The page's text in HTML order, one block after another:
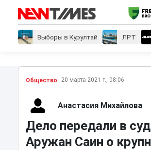
Выборы в Курултай ЛРТ
Общество 20 марта 2021 г., 08:06
Анастасия Михайлова
Дело передали в
Аружан Саин о